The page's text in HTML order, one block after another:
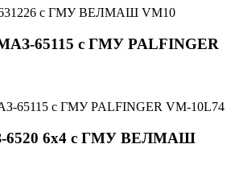
65115 с ГМУ PALFINGER
6520 6х4 с ГМУ ВЕЛМАШ